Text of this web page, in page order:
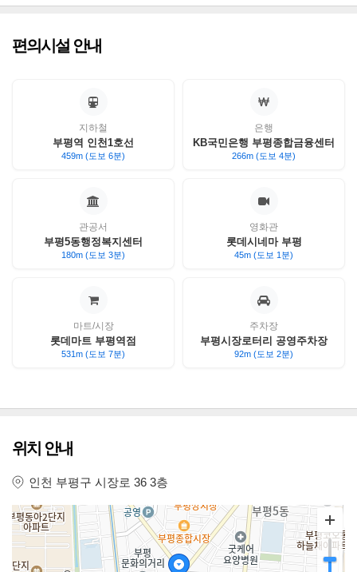
편의시설 안내
지하철
부평역 인천1호선
459m (도보 6분)
은행
KB국민은행 부평종합금융센터
266m (도보 4분)
관공서
부평5동행정복지센터
180m (도보 3분)
영화관
롯데시네마 부평
45m (도보 1분)
마트/시장
롯데마트 부평역점
531m (도보 7분)
주차장
부평시장로터리 공영주차장
92m (도보 2분)
위치 안내
인천 부평구 시장로 36 3층